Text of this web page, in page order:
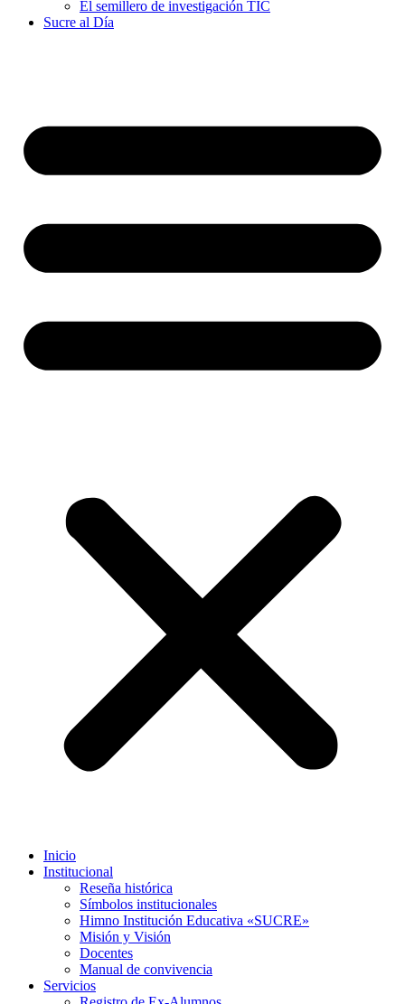
El semillero de investigación TIC
Sucre al Día
Inicio
Institucional
Reseña histórica
Símbolos institucionales
Himno Institución Educativa «SUCRE»
Misión y Visión
Docentes
Manual de convivencia
Servicios